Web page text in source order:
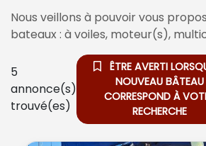
Nous veillons à pouvoir vous
bateaux : à voiles, moteur(s),
5
annonce(s)
trouvé(es)
ÊTRE AVERTI
NOUVEAU BÂTEAU
CORRESPOND À
RECHERCHE